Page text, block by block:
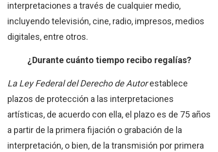
interpretaciones a través de cualquier medio,
incluyendo televisión, cine, radio, impresos, medios
digitales, entre otros.
¿Durante cuánto tiempo recibo regalías?
La Ley Federal del Derecho de Autorestablece
plazos de protección a las interpretaciones
artísticas, de acuerdo con ella, el plazo es de 75 años
a partir de la primera fijación o grabación de la
interpretación, o bien, de la transmisión por primera